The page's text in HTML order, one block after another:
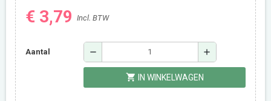
€ 3,79 Incl. BTW
Aantal remove add
shopping_cart IN WINKELWAGEN